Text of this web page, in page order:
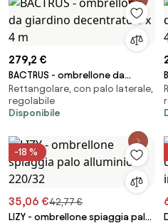
279,2 €
BACTRUS - ombrellone da
giardino decentrato 3 x 4 m
Rettangolare, con palo laterale,
regolabile
Disponibile
-18 %
35,06 €42,77 €
LIZY - ombrellone spiaggia palo